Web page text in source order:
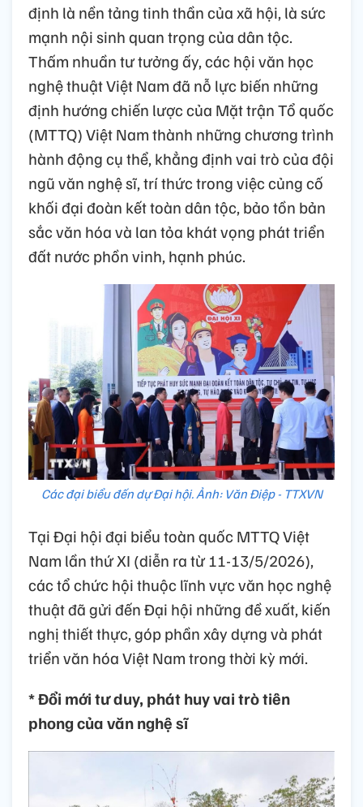
định là nền tảng tinh thần của xã hội, là sức
mạnh nội sinh quan trọng của dân tộc.
Thấm nhuần tư tưởng ấy, các hội văn học
nghệ thuật Việt Nam đã nỗ lực biến những
định hướng chiến lược của Mặt trận Tổ quốc
(MTTQ) Việt Nam thành những chương trình
hành động cụ thể, khẳng định vai trò của đội
ngũ văn nghệ sĩ, trí thức trong việc củng cố
khối đại đoàn kết toàn dân tộc, bảo tồn bản
sắc văn hóa và lan tỏa khát vọng phát triển
đất nước phồn vinh, hạnh phúc.
Các đại biểu đến dự Đại hội. Ảnh: Văn Điệp - TTXVN
Tại Đại hội đại biểu toàn quốc MTTQ Việt
Nam lần thứ XI (diễn ra từ 11-13/5/2026),
các tổ chức hội thuộc lĩnh vực văn học nghệ
thuật đã gửi đến Đại hội những đề xuất, kiến
nghị thiết thực, góp phần xây dựng và phát
triển văn hóa Việt Nam trong thời kỳ mới.
* Đổi mới tư duy, phát huy vai trò tiên
phong của văn nghệ sĩ